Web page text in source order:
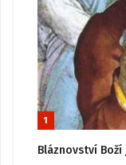
1
Bláznovství